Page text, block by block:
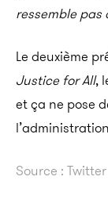
ressemble
Le deuxième
Justice for All,
et ça ne pose
Source : Twitter